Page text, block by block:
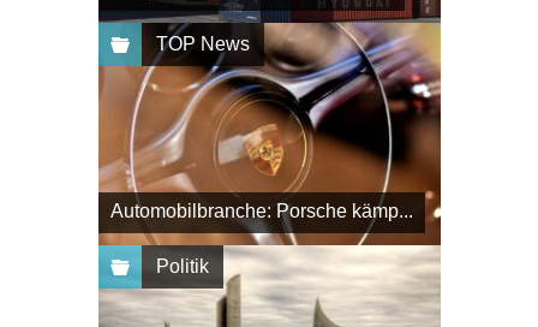
TOP News
Automobilbranche: Porsche kämp...
Politik